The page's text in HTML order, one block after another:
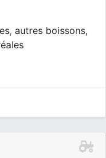
autres boissons,